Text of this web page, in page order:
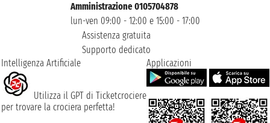
Amministrazione 0105704878
lun-ven 09:00 - 12:00 e 15:00 - 17:00
Assistenza gratuita
Supporto dedicato
Intelligenza Artificiale
Utilizza il GPT di Ticketcrociere
per trovare la crociera perfetta!
Applicazioni